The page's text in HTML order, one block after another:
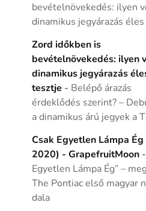
bevételnövekedés: ilyen
dinamikus jegyárazás
Zord időkben is
bevételnövekedés: ilyen
dinamikus jegyárazás
tesztje - Belépő árazás
érdeklődés szerint? –
a dinamikus árú jegyek a
Csak Egyetlen Lámpa
2020) - GrapefruitMoon-
Egyetlen Lámpa Ég” –
The Pontiac első magyar
dala